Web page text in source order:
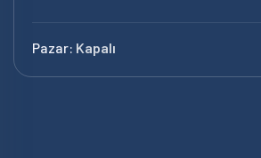
Pazar: Kapalı